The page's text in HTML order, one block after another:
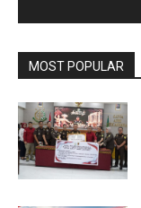
MOST POPULAR